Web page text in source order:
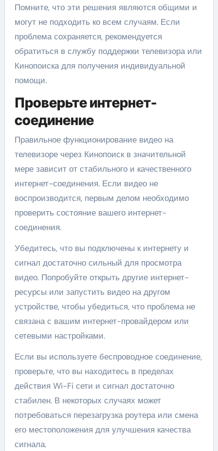
Помните, что эти решения являются общими и
могут не подходить ко всем случаям. Если
проблема сохраняется, рекомендуется
обратиться в службу поддержки телевизора или
Кинопоиска для получения индивидуальной
помощи.
Проверьте интернет-
соединение
Правильное функционирование видео на
телевизоре через Кинопоиск в значительной
мере зависит от стабильного и качественного
интернет-соединения. Если видео не
воспроизводится, первым делом необходимо
проверить состояние вашего интернет-
соединения.
Убедитесь, что вы подключены к интернету и
сигнал достаточно сильный для просмотра
видео. Попробуйте открыть другие интернет-
ресурсы или запустить видео на другом
устройстве, чтобы убедиться, что проблема не
связана с вашим интернет-провайдером или
сетевыми настройками.
Если вы используете беспроводное соединение,
проверьте, что вы находитесь в пределах
действия Wi-Fi сети и сигнал достаточно
стабилен. В некоторых случаях может
потребоваться перезагрузка роутера или смена
его местоположения для улучшения качества
сигнала.